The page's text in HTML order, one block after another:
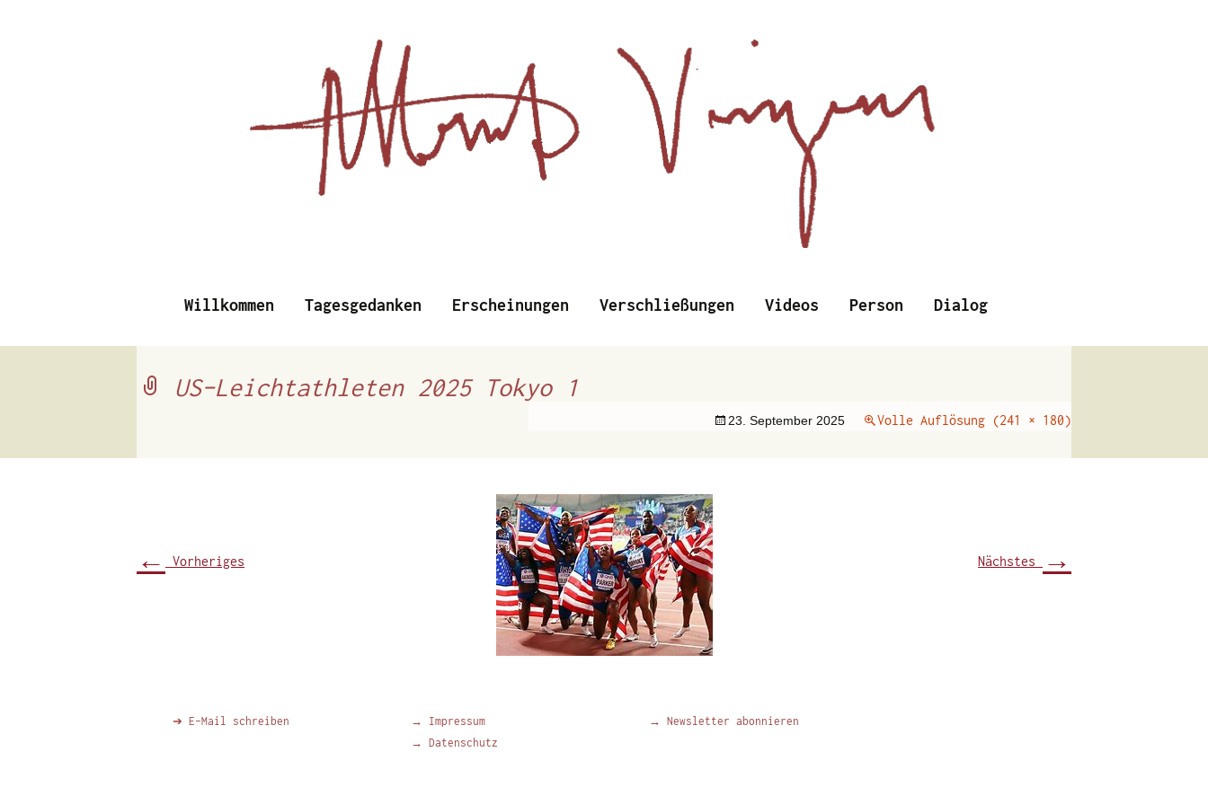
Inhalt
Willkommen Tagesgedanken Erscheinungen Verschließungen Videos Person Dialog
US-Leichtathleten 2025 Tokyo 1
23. September 2025 Volle Auflösung (241 × 180)
← Vorheriges Nächstes →
➔ E-Mail schreiben
→ Impressum
→ Datenschutz
→ Newsletter abonnieren